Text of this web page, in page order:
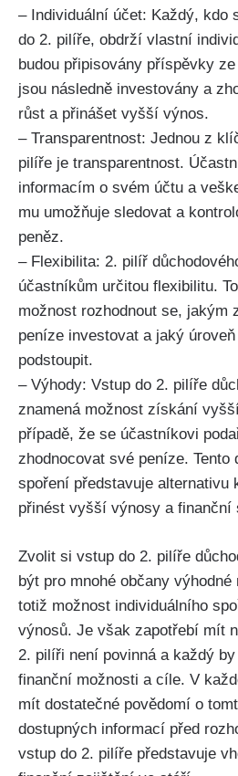
– Individuální účet: Každý, kdo
do 2. pilíře, obdrží vlastní
budou připisovány příspěvky
jsou následně investovány a
růst a přinášet vyšší výnos.
– Transparentnost: Jednou z
pilíře je transparentnost.
informacím o svém účtu a
mu umožňuje sledovat a
peněz.
– Flexibilita: 2. pilíř
účastníkům určitou flexibilitu.
možnost rozhodnout se, jakým
peníze investovat a jaký
podstoupit.
– Výhody: Vstup do 2. pilíře
znamená možnost získání
případě, že se účastníkovi
zhodnocovat své peníze. Tento
spoření představuje alternativu
přinést vyšší výnosy a finanční
Zvolit si vstup do 2. pilíře
být pro mnohé občany
totiž možnost individuálního
výnosů. Je však zapotřebí mít
2. pilíři není povinná a každý
finanční možnosti a cíle. V
mít dostatečné povědomí o
dostupných informací před
vstup do 2. pilíře představuje